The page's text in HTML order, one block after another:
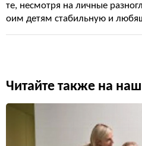
те, несмотря на личные
оим детям стабильную и
Читайте также на